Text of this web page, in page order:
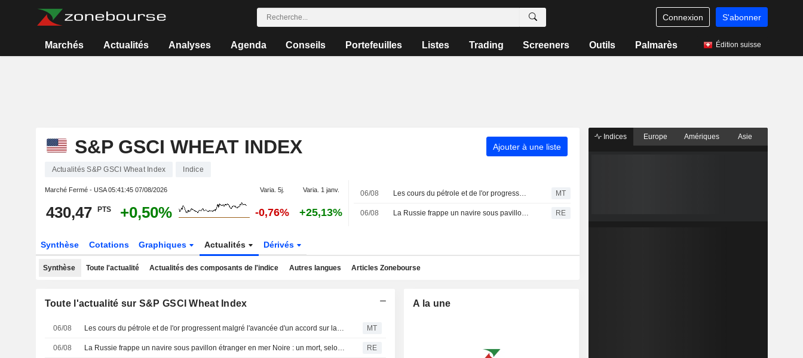
Connexion S'abonner
Marchés Actualités Analyses Agenda Conseils Portefeuilles Listes Trading Screeners Outils Palmarès Édition suisse
S&P GSCI WHEAT INDEX Ajouter à une liste
Actualités S&P GSCI Wheat Index Indice
Marché Fermé - USA05:41:45 07/08/2026 Varia. 5j. Varia. 1 janv.
430,47 PTS +0,50% -0,76% +25,13%
06/08 Les cours du pétrole et de l'or progressent malgré l'avancée d'un accord sur la réouverture du détroit d'Ormuz par l'Iran MT
06/08 La Russie frappe un navire sous pavillon étranger en mer Noire : un mort, selon le gouverneur d'Odessa RE
Synthèse Cotations Graphiques Actualités Dérivés
Synthèse Toute l'actualité Actualités des composants de l'indice Autres langues Articles Zonebourse
Toute l'actualité sur S&P GSCI Wheat Index
06/08 Les cours du pétrole et de l'or progressent malgré l'avancée d'un accord sur la réouverture du détroit d'Ormuz par l'Iran MT
06/08 La Russie frappe un navire sous pavillon étranger en mer Noire : un mort, selon le gouverneur d'Odessa RE
A la une
Indices Europe Amériques Asie